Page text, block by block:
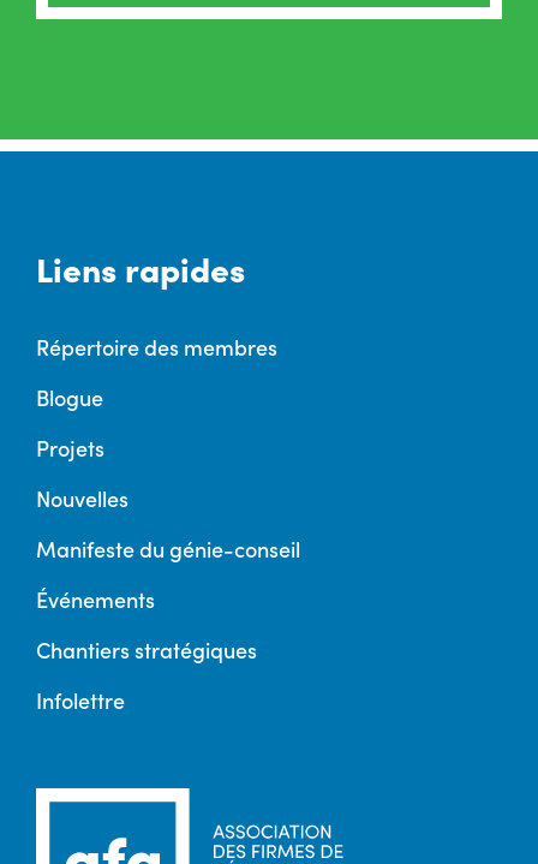
Liens rapides
Répertoire des membres
Blogue
Projets
Nouvelles
Manifeste du génie-conseil
Événements
Chantiers stratégiques
Infolettre